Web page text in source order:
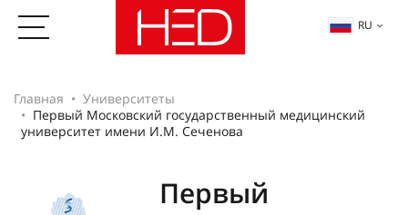
RU
Главная
Университеты
Первый Московский государственный медицинский
университет имени И.М. Сеченова
Первый